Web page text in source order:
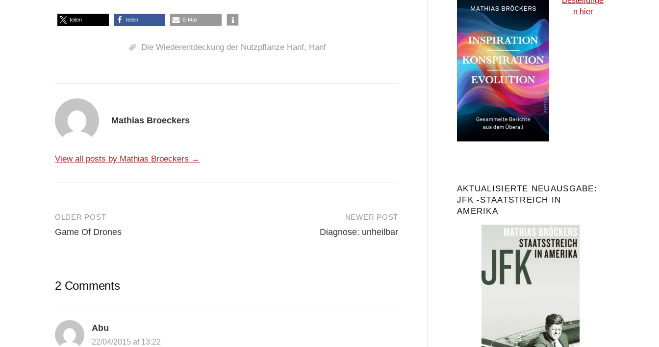
teilen teilen E-Mail
Die Wiederentdeckung der Nutzpflanze Hanf, Hanf
Mathias Broeckers
View all posts by Mathias Broeckers →
Post
OLDER POST
Game Of Drones
NEWER POST
Diagnose: unheilbar
2 Comments
Abu
22/04/2015 at 13:22
n hier
AKTUALISIERTE NEUAUSGABE:
JFK -STAATSTREICH IN
AMERIKA